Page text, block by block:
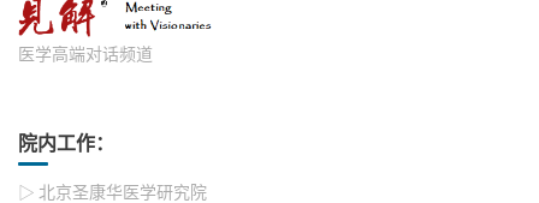
医学高端对话频道
院内工作：
▷ 北京圣康华医学研究院